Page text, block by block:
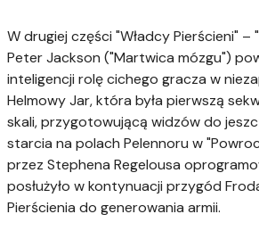
W drugiej części "Władcy Pierścieni" –
Peter Jackson ("Martwica mózgu")
inteligencji rolę cichego gracza w
Helmowy Jar, która była pierwszą
skali, przygotowującą widzów do
starcia na polach Pelennoru w
przez Stephena Regelousa
posłużyło w kontynuacji przygód
Pierścienia do generowania armii.